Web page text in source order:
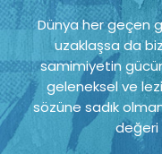
Dünya her geçen
uzaklaşsa da
samimiyetin
geleneksel ve
sözüne sadık
değeri